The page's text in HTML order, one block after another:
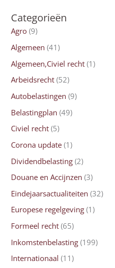
Categorieën
Agro (9)
Algemeen (41)
Algemeen,Civiel recht (1)
Arbeidsrecht (52)
Autobelastingen (9)
Belastingplan (49)
Civiel recht (5)
Corona update (1)
Dividendbelasting (2)
Douane en Accijnzen (3)
Eindejaarsactualiteiten (32)
Europese regelgeving (1)
Formeel recht (65)
Inkomstenbelasting (199)
Internationaal (11)